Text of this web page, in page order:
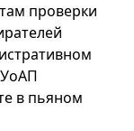
проверки
в пьяном